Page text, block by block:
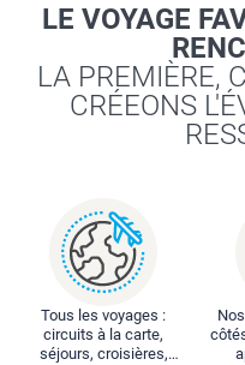
LE VOYAGE
LA PREMIÈRE,
CRÉEONS
Tous les voyages :
circuits à la carte,
séjours, croisières,